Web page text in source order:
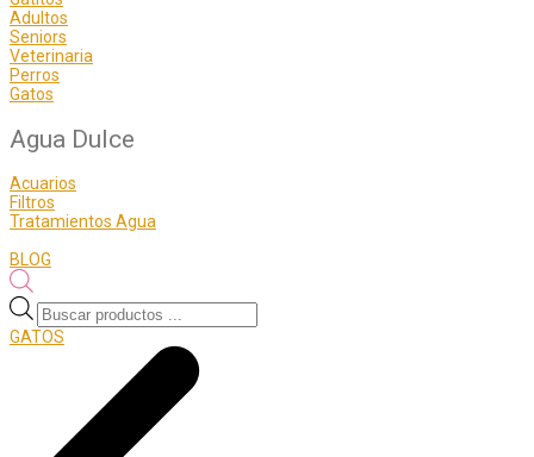
Adultos
Seniors
Veterinaria
Perros
Gatos
Agua Dulce
Acuarios
Filtros
Tratamientos Agua
BLOG
Búsqueda
de
productos
GATOS